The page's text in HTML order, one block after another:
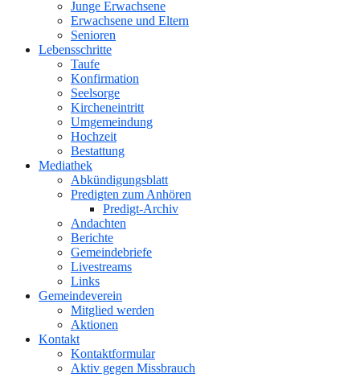
Junge Erwachsene
Erwachsene und Eltern
Senioren
Lebensschritte
Taufe
Konfirmation
Seelsorge
Kircheneintritt
Umgemeindung
Hochzeit
Bestattung
Mediathek
Abkündigungsblatt
Predigten zum Anhören
Predigt-Archiv
Andachten
Berichte
Gemeindebriefe
Livestreams
Links
Gemeindeverein
Mitglied werden
Aktionen
Kontakt
Kontaktformular
Aktiv gegen Missbrauch